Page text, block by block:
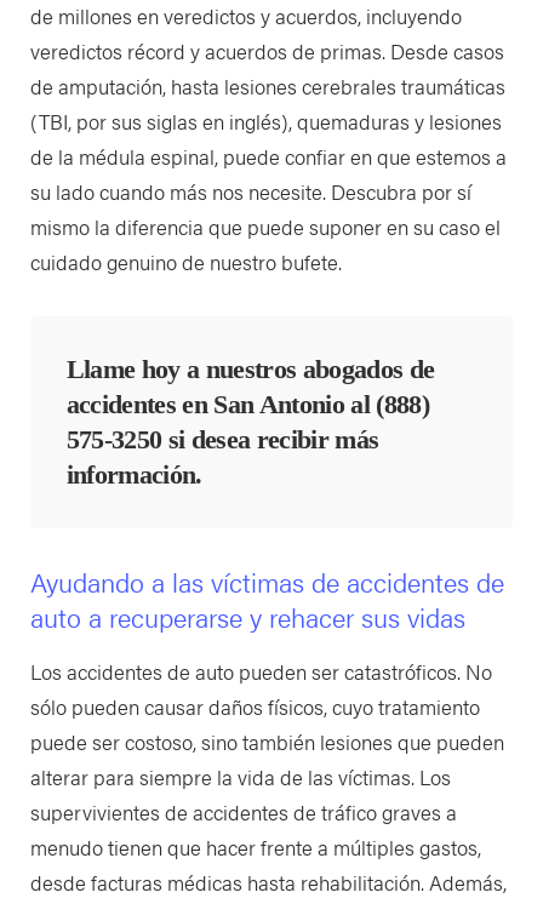
de millones en veredictos y acuerdos, incluyendo
veredictos récord y acuerdos de primas. Desde casos
de amputación, hasta lesiones cerebrales traumáticas
(TBI, por sus siglas en inglés), quemaduras y lesiones
de la médula espinal, puede confiar en que estemos a
su lado cuando más nos necesite. Descubra por sí
mismo la diferencia que puede suponer en su caso el
cuidado genuino de nuestro bufete.
Llame hoy a nuestros abogados de
accidentes en San Antonio al (888)
575-3250si desea recibir más
información.
Ayudando a las víctimas de accidentes de
auto a recuperarse y rehacer sus vidas
Los accidentes de auto pueden ser catastróficos. No
sólo pueden causar daños físicos, cuyo tratamiento
puede ser costoso, sino también lesiones que pueden
alterar para siempre la vida de las víctimas. Los
supervivientes de accidentes de tráfico graves a
menudo tienen que hacer frente a múltiples gastos,
desde facturas médicas hasta rehabilitación. Además,